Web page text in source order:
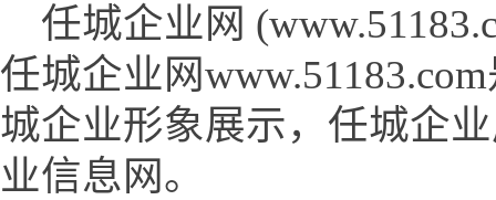
任城企业网
任城企业网
城企业形象展示，任城企
业信息网。